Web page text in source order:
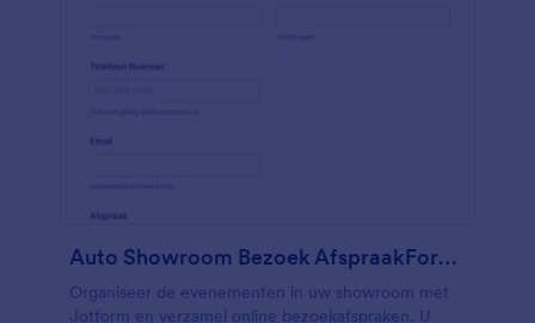
Auto Showroom Bezoek AfspraakFormulier
Organiseer de evenementen in uw showroom met
Jotform en verzamel online bezoekafspraken. U